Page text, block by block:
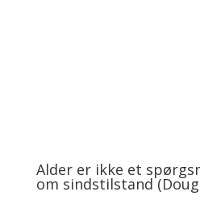
Alder er ikke et
om sindstilstand